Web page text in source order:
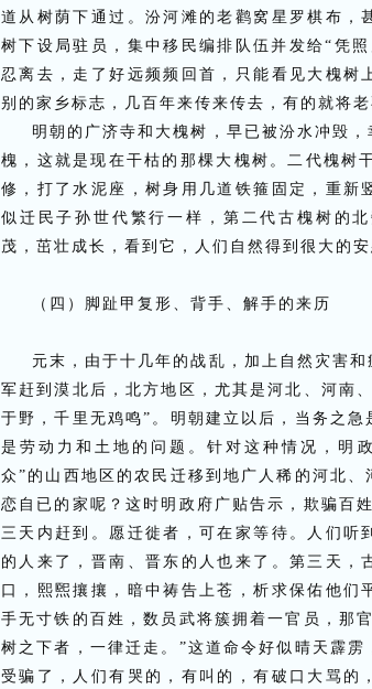
道从树荫下通过。汾河滩的老鹳窝星罗棋布，
树下设局驻员，集中移民编排队伍并发给“凭
忍离去，走了好远频频回首，只能看见大槐树
别的家乡标志，几百年来传来传去，有的就将老
明朝的广济寺和大槐树，早已被汾水冲毁
槐，这就是现在干枯的那棵大槐树。二代槐树
修，打了水泥座，树身用几道铁箍固定，重新
似迁民子孙世代繁行一样，第二代古槐树的
茂，茁壮成长，看到它，人们自然得到很大的
（四）脚趾甲复形、背手、解手的来历
元末，由于十几年的战乱，加上自然灾害
军赶到漠北后，北方地区，尤其是河北、河南
于野，千里无鸡鸣”。明朝建立以后，当务之
是劳动力和土地的问题。针对这种情况，明
众”的山西地区的农民迁移到地广人稀的河北
恋自已的家呢？这时明政府广贴告示，欺骗百
三天内赶到。愿迁徙者，可在家等待。人们听
的人来了，晋南、晋东的人也来了。第三天，
口，熙煕攘攘，暗中祷告上苍，析求保佑他们
手无寸铁的百姓，数员武将簇拥着一官员，那
树之下者，一律迁走。”这道命令好似晴天霹
受骗了，人们有哭的，有叫的，有破口大骂的